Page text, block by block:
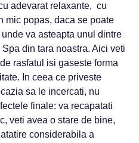
adevarat relaxante, cu
mic popas, daca se poate
unde va asteapta unul dintre
din tara noastra. Aici veti
rasfatul isi gaseste forma
In ceea ce priveste
sa le incercati, nu
finale: va recapatati
veti avea o stare de bine,
considerabila a